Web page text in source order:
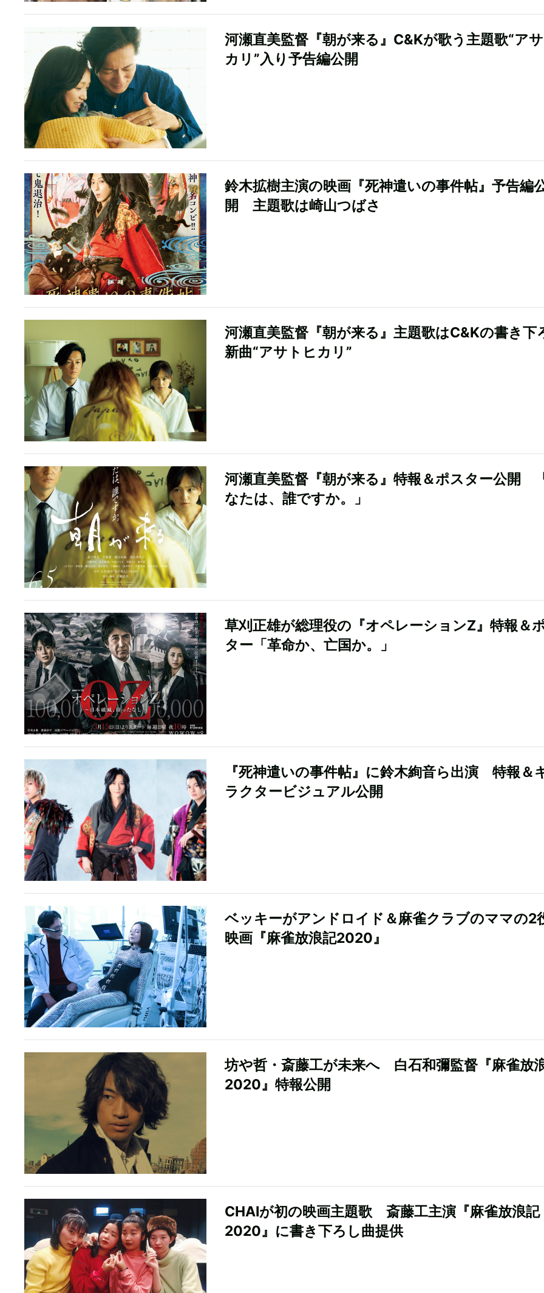
河瀬直美監督『朝が来る』C&Kが歌う主題歌“ア
カリ”入り予告編公開
鈴木拡樹主演の映画『死神遣いの事件帖』予告編
開 主題歌は崎山つばさ
河瀬直美監督『朝が来る』主題歌はC&Kの書き下
新曲“アサトヒカリ”
河瀬直美監督『朝が来る』特報＆ポスター公開
なたは、誰ですか。」
草刈正雄が総理役の『オペレーションZ』特報＆
ター「革命か、亡国か。」
『死神遣いの事件帖』に鈴木絢音ら出演 特報＆
ラクタービジュアル公開
ベッキーがアンドロイド＆麻雀クラブのママ
映画『麻雀放浪記2020』
坊や哲・斎藤工が未来へ 白石和彌監督『麻雀放
2020』特報公開
CHAIが初の映画主題歌 斎藤工主演『麻雀放浪記
2020』に書き下ろし曲提供